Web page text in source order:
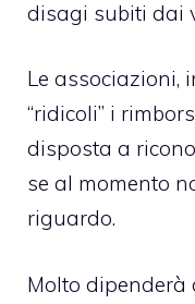
disagi subiti dai
Le associazioni,
“ridicoli” i
disposta a
se al momento
riguardo.
Molto dipenderà